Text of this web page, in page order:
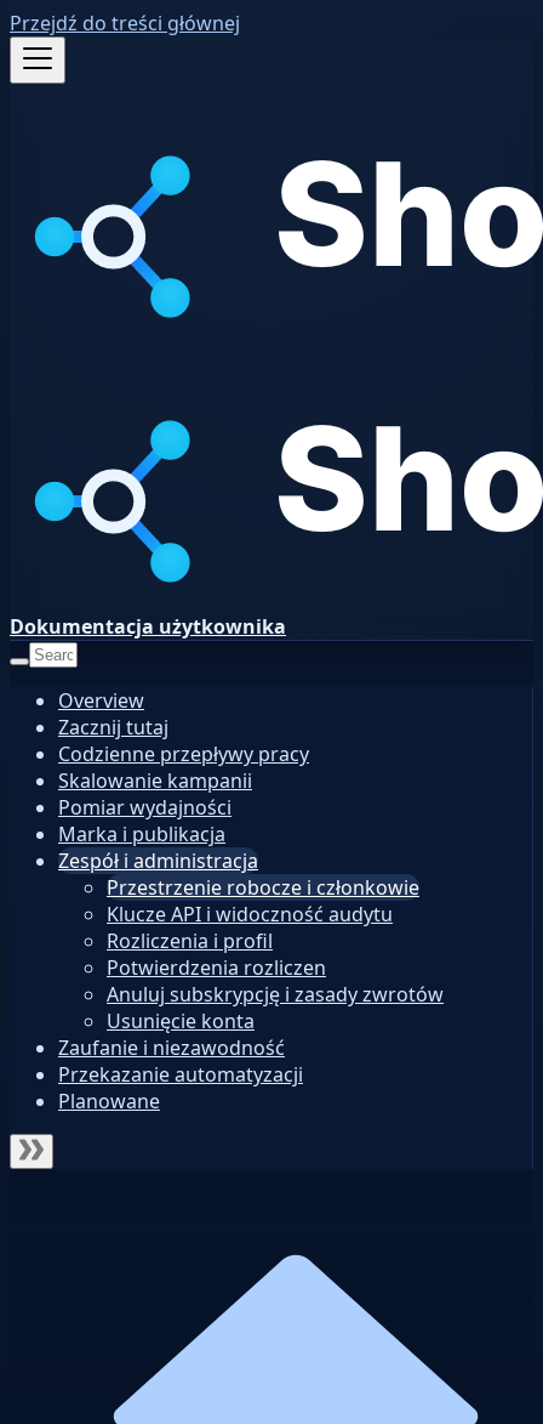
Przejdź do treści głównej
Dokumentacja użytkownika
Overview
Zacznij tutaj
Codzienne przepływy pracy
Skalowanie kampanii
Pomiar wydajności
Marka i publikacja
Zespół i administracja
Przestrzenie robocze i członkowie
Klucze API i widoczność audytu
Rozliczenia i profil
Potwierdzenia rozliczen
Anuluj subskrypcję i zasady zwrotów
Usunięcie konta
Zaufanie i niezawodność
Przekazanie automatyzacji
Planowane